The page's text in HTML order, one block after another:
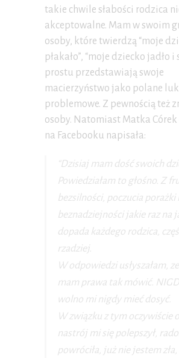
takie chwile słabości rodzica
akceptowalne. Mam w swoim
osoby, które twierdzą “moje
płakało”, “moje dziecko jadło i
prostu przedstawiają swoje
macierzyństwo jako polane
problemowe. Z pewnością też
osoby. Natomiast Matka
na Facebooku napisała:
“Dzisiaj mam dość swoich
Powiedziałam to głośno. Z
bezsilności, poczucia porażki i
beznadziejności jakie raz na
dopada każdego rodzica,
rzadziej.
W odpowiedzi usłyszałam,
mam prawa tak mówić.
wolno mi nigdy mieć dosyć.
W związku z tym oczywiście
nastrój mi się polepszył,
powróciła, już nie jestem zła,